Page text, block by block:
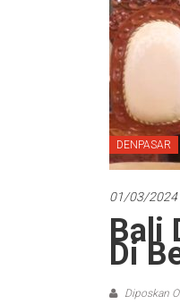
DENPASAR
01/03/2024
Bali
Di
Diposkan